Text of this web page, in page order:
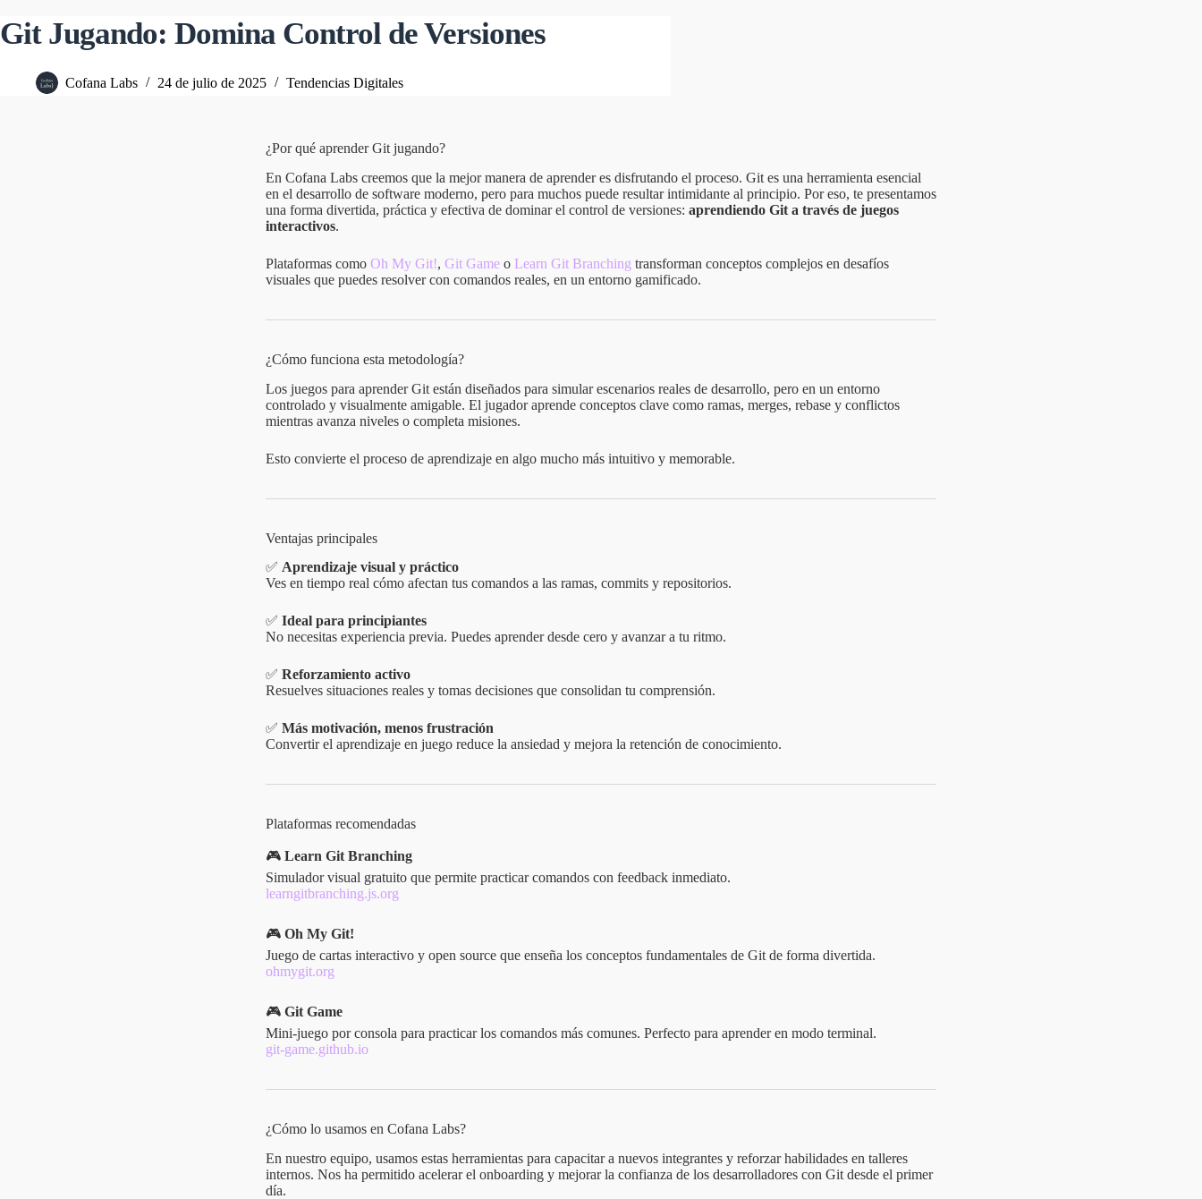
Git Jugando: Domina Control de Versiones
Cofana Labs 24 de julio de 2025 Tendencias Digitales
¿Por qué aprender Git jugando?
En Cofana Labs creemos que la mejor manera de aprender es disfrutando el proceso. Git es una herramienta esencial
en el desarrollo de software moderno, pero para muchos puede resultar intimidante al principio. Por eso, te presentamos
una forma divertida, práctica y efectiva de dominar el control de versiones: aprendiendo Git a través de juegos
interactivos.
Plataformas como Oh My Git!, Git Game o Learn Git Branching transforman conceptos complejos en desafíos
visuales que puedes resolver con comandos reales, en un entorno gamificado.
¿Cómo funciona esta metodología?
Los juegos para aprender Git están diseñados para simular escenarios reales de desarrollo, pero en un entorno
controlado y visualmente amigable. El jugador aprende conceptos clave como ramas, merges, rebase y conflictos
mientras avanza niveles o completa misiones.
Esto convierte el proceso de aprendizaje en algo mucho más intuitivo y memorable.
Ventajas principales
✅ Aprendizaje visual y práctico
Ves en tiempo real cómo afectan tus comandos a las ramas, commits y repositorios.
✅ Ideal para principiantes
No necesitas experiencia previa. Puedes aprender desde cero y avanzar a tu ritmo.
✅ Reforzamiento activo
Resuelves situaciones reales y tomas decisiones que consolidan tu comprensión.
✅ Más motivación, menos frustración
Convertir el aprendizaje en juego reduce la ansiedad y mejora la retención de conocimiento.
Plataformas recomendadas
🎮 Learn Git Branching
Simulador visual gratuito que permite practicar comandos con feedback inmediato.
learngitbranching.js.org
🎮 Oh My Git!
Juego de cartas interactivo y open source que enseña los conceptos fundamentales de Git de forma divertida.
ohmygit.org
🎮 Git Game
Mini-juego por consola para practicar los comandos más comunes. Perfecto para aprender en modo terminal.
git-game.github.io
¿Cómo lo usamos en Cofana Labs?
En nuestro equipo, usamos estas herramientas para capacitar a nuevos integrantes y reforzar habilidades en talleres
internos. Nos ha permitido acelerar el onboarding y mejorar la confianza de los desarrolladores con Git desde el primer
día.